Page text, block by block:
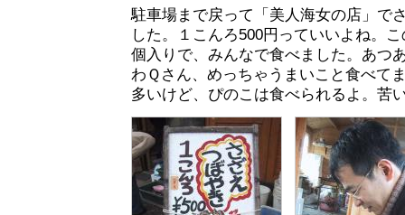
駐車場まで戻って「美人海女の店」で
した。１こんろ500円っていいよね。
個入りで、みんなで食べました。あつ
わＱさん、めっちゃうまいこと食べて
多いけど、ぴのこは食べられるよ。苦